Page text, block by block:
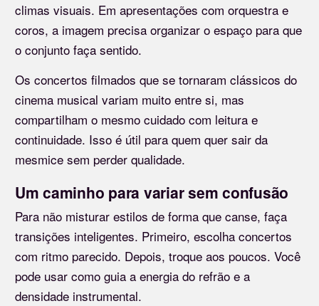
climas visuais. Em apresentações com orquestra e
coros, a imagem precisa organizar o espaço para que
o conjunto faça sentido.
Os concertos filmados que se tornaram clássicos do
cinema musical variam muito entre si, mas
compartilham o mesmo cuidado com leitura e
continuidade. Isso é útil para quem quer sair da
mesmice sem perder qualidade.
Um caminho para variar sem confusão
Para não misturar estilos de forma que canse, faça
transições inteligentes. Primeiro, escolha concertos
com ritmo parecido. Depois, troque aos poucos. Você
pode usar como guia a energia do refrão e a
densidade instrumental.